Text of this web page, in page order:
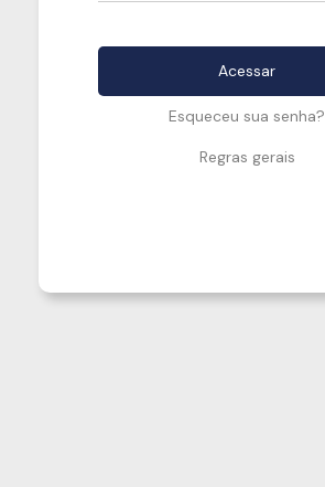
Esqueceu sua senha?
Regras gerais